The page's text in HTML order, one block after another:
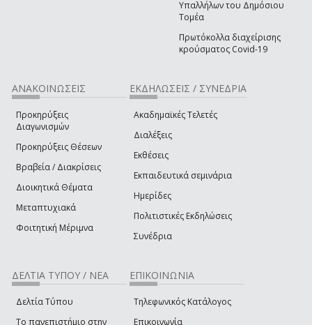
Υπαλλήλων του Δημόσιου
Τομέα
Πρωτόκολλα διαχείρισης
κρούσματος Covid-19
ΑΝΑΚΟΙΝΩΣΕΙΣ
Προκηρύξεις
Διαγωνισμών
Προκηρύξεις Θέσεων
Βραβεία / Διακρίσεις
Διοικητικά Θέματα
Μεταπτυχιακά
Φοιτητική Μέριμνα
ΕΚΔΗΛΩΣΕΙΣ / ΣΥΝΕΔΡΙΑ
Ακαδημαϊκές Τελετές
Διαλέξεις
Εκθέσεις
Εκπαιδευτικά σεμινάρια
Ημερίδες
Πολιτιστικές Εκδηλώσεις
Συνέδρια
ΔΕΛΤΙΑ ΤΥΠΟΥ / ΝΕΑ
Δελτία Τύπου
Το πανεπιστήμιο στην
ΕΠΙΚΟΙΝΩΝΙΑ
Τηλεφωνικός Κατάλογος
Επικοινωνία